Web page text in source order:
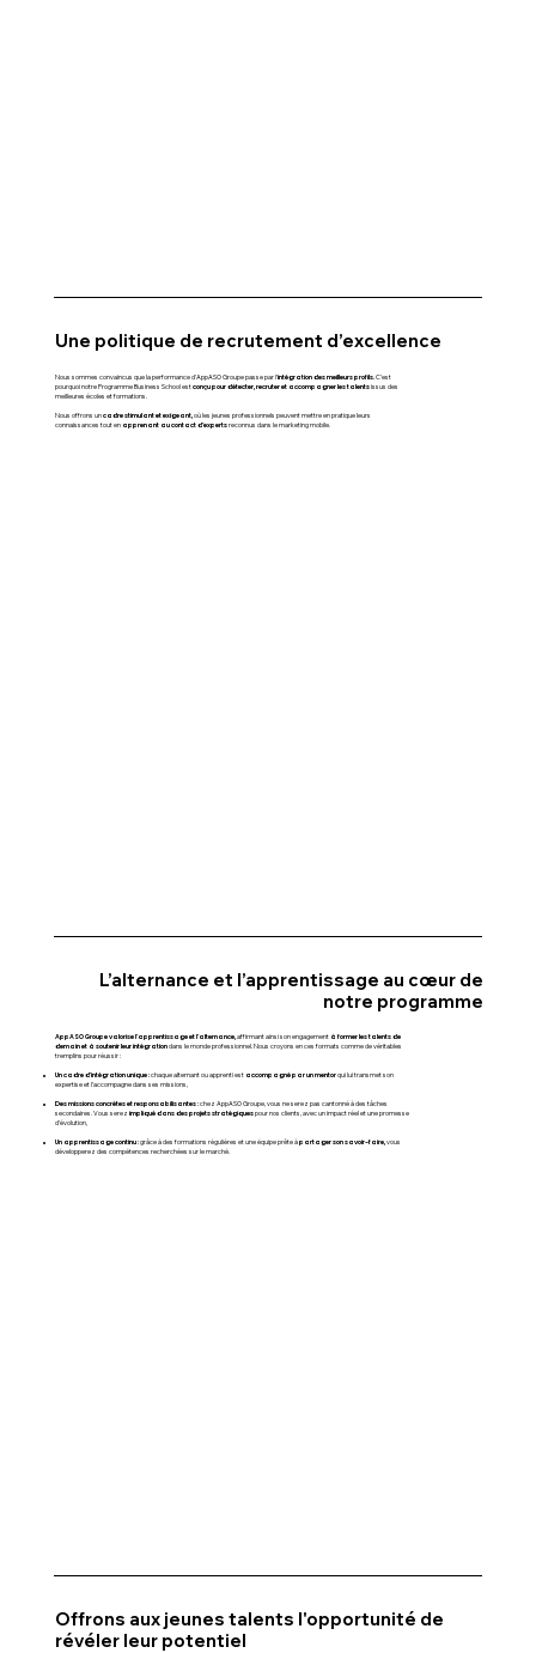
Une politique de recrutement d’excellence
Nous sommes convaincus que la performance d’AppASO Groupe passe par l’intégration des meilleurs profils. C’est
pourquoi notre Programme Business School estconçu pour détecter, recruter et accompagner les talentsissus des
meilleures écoles et formations.
Nous offrons uncadre stimulant et exigeant, où les jeunes professionnels peuvent mettre en pratique leurs
connaissances tout en apprenant au contact d’expertsreconnus dans le marketing mobile.
L’alternance et l’apprentissage au cœur de
notre programme
AppASO Groupe valorise l’apprentissage et l’alternance,affirmant ainsi son engagement à former les talents de
demain et à soutenir leur intégrationdans le monde professionnel. Nous croyons en ces formats comme de véritables
tremplins pour réussir :
Un cadre d’intégration unique :chaque alternant ou apprenti est accompagné par un mentorqui lui transmet son
expertise et l’accompagne dans ses missions,
Des missions concrètes et responsabilisantes :chez AppASO Groupe, vous ne serez pas cantonné à des tâches
secondaires. Vous serez impliqué dans des projets stratégiquespour nos clients, avec un impact réel et une promesse
d’évolution,
Un apprentissage continu :grâce à des formations régulières et une équipe prête àpartager son savoir-faire,vous
développerez des compétences recherchées sur le marché.
Offrons aux jeunes talents l'opportunité de
révéler leur potentiel